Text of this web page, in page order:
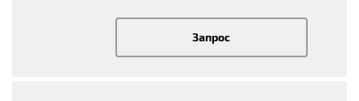
Запрос